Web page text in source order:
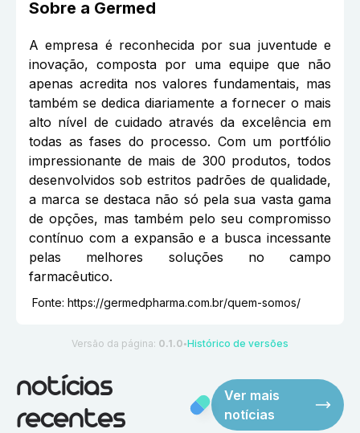
Sobre a Germed
A empresa é reconhecida por sua juventude e
inovação, composta por uma equipe que não
apenas acredita nos valores fundamentais, mas
também se dedica diariamente a fornecer o mais
alto nível de cuidado através da excelência em
todas as fases do processo. Com um portfólio
impressionante de mais de 300 produtos, todos
desenvolvidos sob estritos padrões de qualidade,
a marca se destaca não só pela sua vasta gama
de opções, mas também pelo seu compromisso
contínuo com a expansão e a busca incessante
pelas melhores soluções no campo
farmacêutico.
Fonte: https://germedpharma.com.br/quem-somos/
Versão da página: 0.1.0 ●Histórico de versões
notícias
recentes
Ver mais
notícias